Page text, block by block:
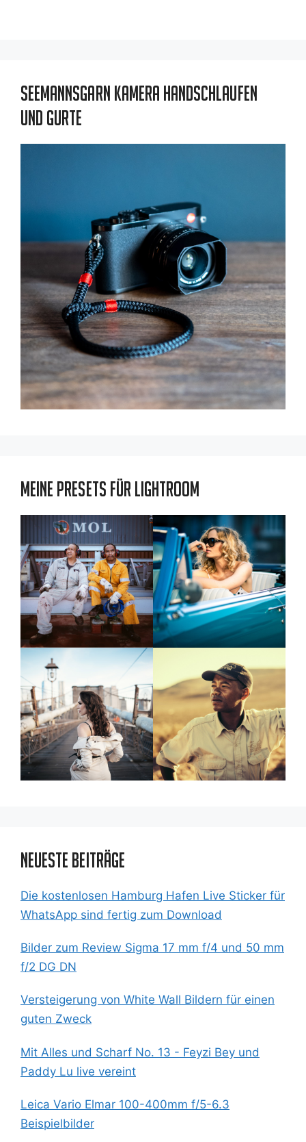
Seemannsgarn Kamera Handschlaufen
und Gurte
Meine Presets für Lightroom
Neueste Beiträge
Die kostenlosen Hamburg Hafen Live Sticker für
WhatsApp sind fertig zum Download
Bilder zum Review Sigma 17 mm f/4 und 50 mm
f/2 DG DN
Versteigerung von White Wall Bildern für einen
guten Zweck
Mit Alles und Scharf No. 13 - Feyzi Bey und
Paddy Lu live vereint
Leica Vario Elmar 100-400mm f/5-6.3
Beispielbilder